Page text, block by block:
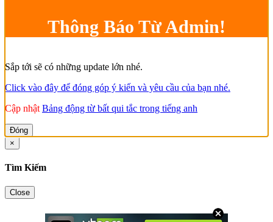
Thông Báo Từ Admin!
Sắp tới sẽ có những update lớn nhé.
Click vào đây để đóng góp ý kiến và yêu cầu của bạn nhé.
Cập nhật Bảng động từ bất qui tắc trong tiếng anh
Đóng
×
Tìm Kiếm
Close